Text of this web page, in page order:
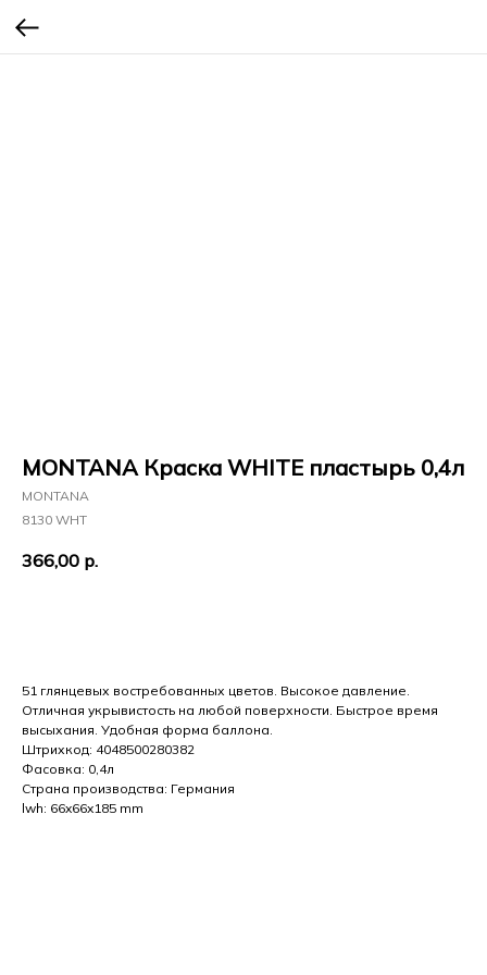
MONTANA Краска WHITE пластырь 0,4л
MONTANA
8130 WHT
366,00 р.
51 глянцевых востребованных цветов. Высокое давление.
Отличная укрывистость на любой поверхности. Быстрое время
высыхания. Удобная форма баллона.
Штрихкод: 4048500280382
Фасовка: 0,4л
Страна производства: Германия
lwh: 66x66x185 mm